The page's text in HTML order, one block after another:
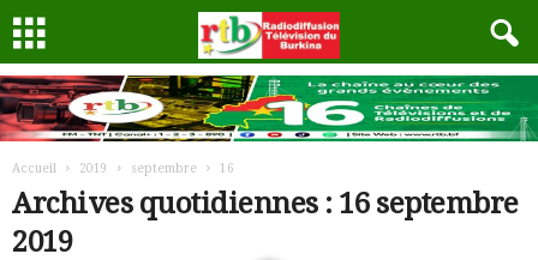
Accueil 2019 septembre 16
Archives quotidiennes : 16 septembre
2019